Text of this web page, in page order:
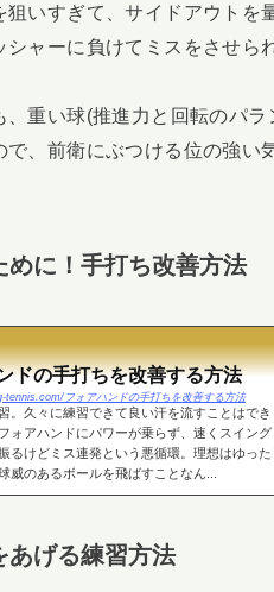
狙いすぎて、サイドアウト
ャーに負けてミスをさせら
重い球(推進力と回転のパ
、前衛にぶつける位の強い
めに！手打ち改善方法
ドの手打ちを改善する方法
tennis.com/フォアハンドの手打ちを改善する方法
。久々に練習できて良い汗を流すことはで
ォアハンドにパワーが乗らず、速くスイング
るけどミス連発という悪循環。理想はゆった
威のあるボールを飛ばすことなん...
あげる練習方法